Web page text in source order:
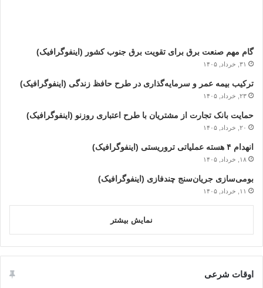
گام مهم صنعت برق برای تقویت برق جنوب کشور (اینفوگرافیک)
۳۱, خرداد, ۱۴۰۵
ترکیب بیمه عمر و سرمایه‌گذاری در طرح حافظ زندگی (اینفوگرافیک)
۲۳, خرداد, ۱۴۰۵
حمایت بانک تجارت از مشتریان با طرح اعتباری روزنو (اینفوگرافیک)
۲۰, خرداد, ۱۴۰۵
انهدام ۴ هسته عملیاتی تروریستی (اینفوگرافیک)
۱۸, خرداد, ۱۴۰۵
بومی‌سازی جریان‌سنج چندفازی (اینفوگرافیک)
۱۱, خرداد, ۱۴۰۵
نمایش بیشتر
اوقات شرعی